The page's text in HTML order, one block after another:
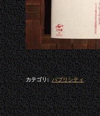
カテゴリ: パブリシティ